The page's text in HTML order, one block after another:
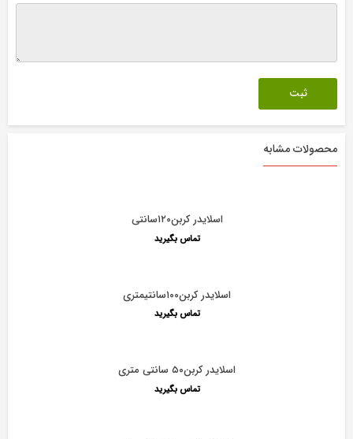
محصولات مشابه
اسلایدر کربن۱۲۰سانتی
تماس بگیرید
اسلایدر کربن۱۰۰سانتیمتری
تماس بگیرید
اسلایدر کربن۵۰ سانتی متری
تماس بگیرید